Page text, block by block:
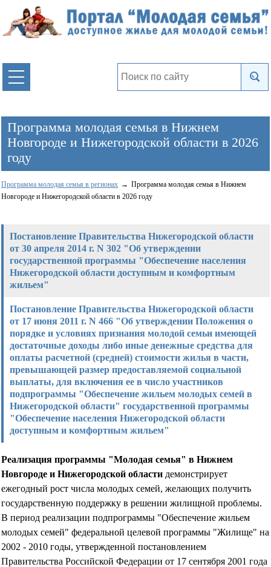
Программа молодая семья в Нижнем
Новгороде и Нижегородской области в 2026
году
Программа молодая семья в регионах
Программа молодая семья в Нижнем
Новгороде и Нижегородской области в 2026 году
Постановление Правительства Нижегородской области
от 30 апреля 2014 г. N 302 "Об утверждении
государственной программы "Обеспечение населения
Нижегородской области доступным и комфортным
жильем"
Постановление Правительства Нижегородской области
от 17 июня 2011 г. N 466 "Об утверждении Положения о
порядке и условиях признания молодой семьи имеющей
достаточные доходы либо иные денежные средства для
оплаты расчетной (средней) стоимости жилья в части,
превышающей размер предоставляемой социальной
выплаты, для включения ее в число участников
подпрограммы "Обеспечение жильем молодых семей в
Нижегородской области" государственной программы
"Обеспечение населения Нижегородской области
доступным и комфортным жильем"
Реализация программы "Молодая семья" в Нижнем
Новгороде и Нижегородской области демонстрирует
ежегодный рост числа молодых семей, желающих получить
государственную поддержку в решении жилищной проблемы.
В период реализации подпрограммы "Обеспечение жильем
молодых семей" федеральной целевой программы "Жилище" на
2002 - 2010 годы, утвержденной постановлением
Правительства Российской Федерации от 17 сентября 2001 года